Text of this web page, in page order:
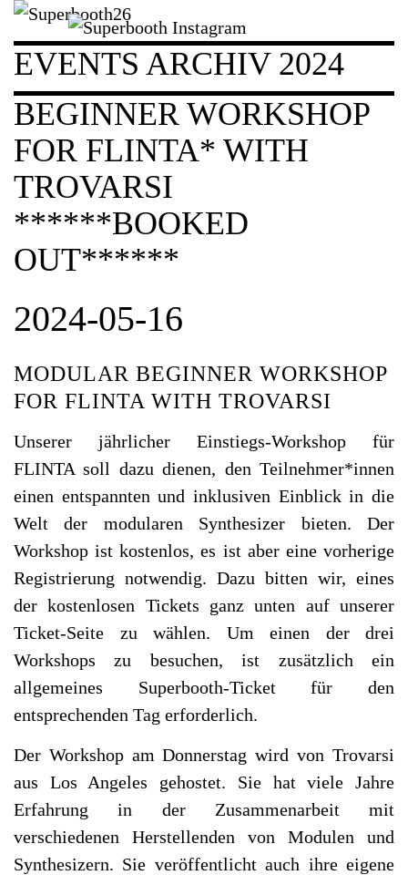
EVENTS ARCHIV 2024
BEGINNER WORKSHOP
FOR FLINTA* WITH
TROVARSI
******BOOKED
OUT******
2024-05-16
MODULAR BEGINNER WORKSHOP
FOR FLINTA WITH TROVARSI
Unserer jährlicher Einstiegs-Workshop für
FLINTA soll dazu dienen, den Teilnehmer*innen
einen entspannten und inklusiven Einblick in die
Welt der modularen Synthesizer bieten. Der
Workshop ist kostenlos, es ist aber eine vorherige
Registrierung notwendig. Dazu bitten wir, eines
der kostenlosen Tickets ganz unten auf unserer
Ticket-Seite zu wählen. Um einen der drei
Workshops zu besuchen, ist zusätzlich ein
allgemeines Superbooth-Ticket für den
entsprechenden Tag erforderlich.
Der Workshop am Donnerstag wird von Trovarsi
aus Los Angeles gehostet. Sie hat viele Jahre
Erfahrung in der Zusammenarbeit mit
verschiedenen Herstellenden von Modulen und
Synthesizern. Sie veröffentlicht auch ihre eigene